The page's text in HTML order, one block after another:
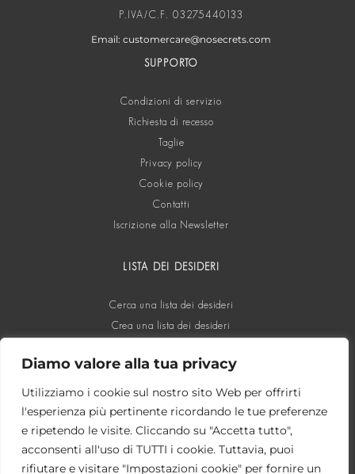
Diamo valore alla tua privacy
Utilizziamo i cookie sul nostro sito Web per offrirti
l'esperienza più pertinente ricordando le tue preferenze
e ripetendo le visite. Cliccando su "Accetta tutto",
acconsenti all'uso di TUTTI i cookie. Tuttavia, puoi
rifiutare e visitare "Impostazioni cookie" per fornire un
P.IVA/C.F. 03275440133
Email: customercare@nosecrets.com
SUPPORTO
Condizioni di servizio
Richiesta di recesso
Taglie
Privacy policy
Cookie policy
Contatti
Iscrizione alla Newsletter
LISTA DEI DESIDERI
Cerca una lista dei desideri
Crea una lista dei desideri
SOCIAL